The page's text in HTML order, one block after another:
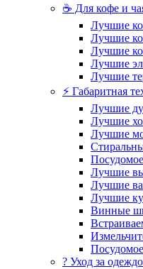
☕ Для кофе и
Лучшие
Лучшие
Лучшие
Лучшие
Лучшие
⚡ Габаритная
Лучшие
Лучшие
Лучшие
Лучшие
Лучшие
Лучшие
Винные
? Уход за